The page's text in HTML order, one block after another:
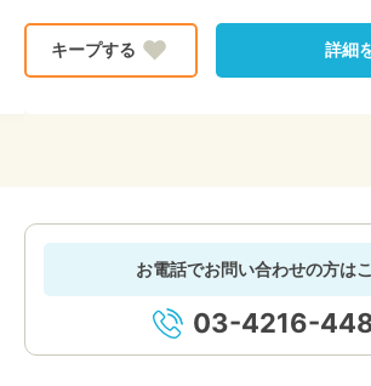
詳細
お電話でお問い合わせの方は
03-4216-